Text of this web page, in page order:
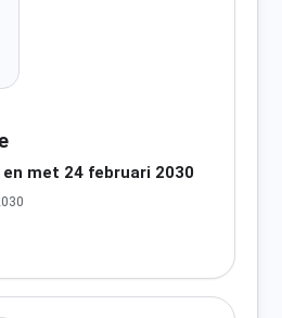
met 24 februari 2030